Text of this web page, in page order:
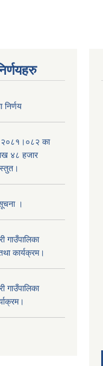
२०८१।०८२ का
४८ हजार
।
गाउँपालिका
कार्यक्रम।
गाउँपालिका